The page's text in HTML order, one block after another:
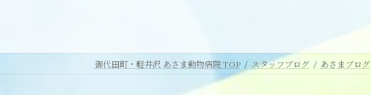
御代田町・軽井沢 あさま動物病院 TOP スタッフブログ あさまブログ